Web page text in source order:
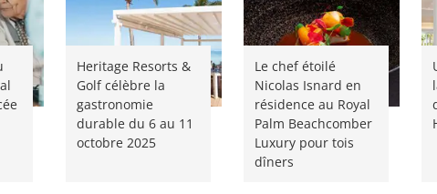
Heritage Resorts &
Golf célèbre la
gastronomie
durable du 6 au 11
octobre 2025
Le chef étoilé
Nicolas Isnard en
résidence au Royal
Palm Beachcomber
Luxury pour tois
dîners